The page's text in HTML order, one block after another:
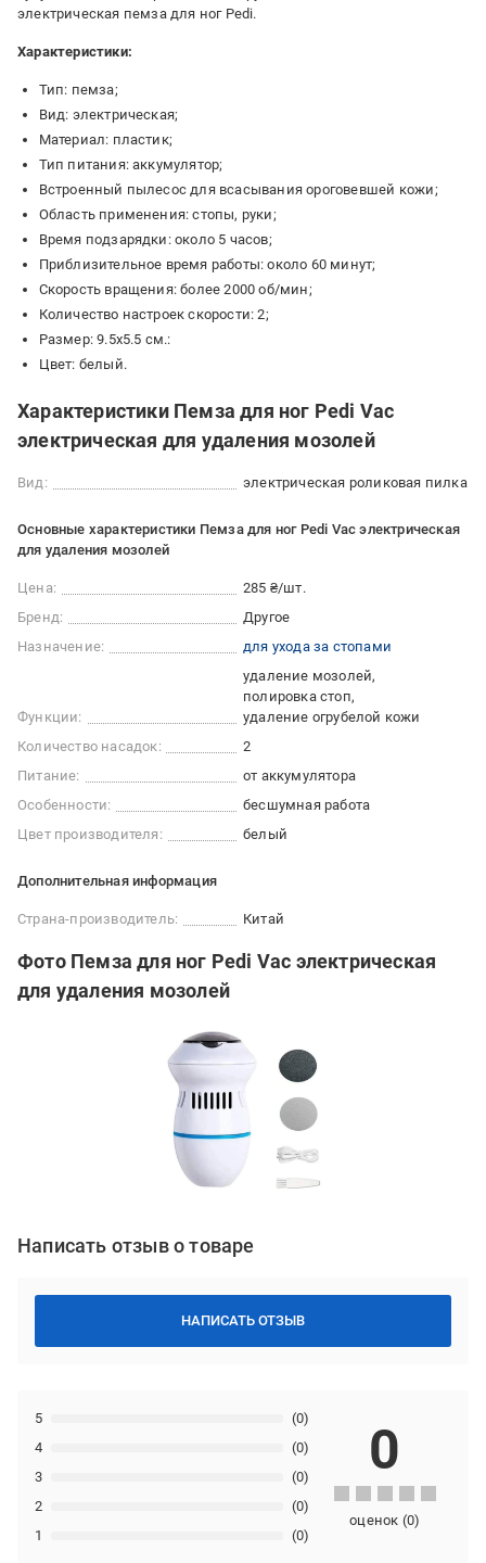
электрическая пемза для ног Pedi.
Характеристики:
Тип: пемза;
Вид: электрическая;
Материал: пластик;
Тип питания: аккумулятор;
Встроенный пылесос для всасывания ороговевшей кожи;
Область применения: стопы, руки;
Время подзарядки: около 5 часов;
Приблизительное время работы: около 60 минут;
Скорость вращения: более 2000 об/мин;
Количество настроек скорости: 2;
Размер: 9.5х5.5 см.:
Цвет: белый.
Характеристики Пемза для ног Pedi Vac
электрическая для удаления мозолей
Вид: электрическая роликовая пилка
Основные характеристики Пемза для ног Pedi Vac электрическая
для удаления мозолей
Цена:
285 ₴/шт.
Бренд:
Другое
Назначение:
для ухода за стопами
Функции:
удаление мозолей
полировка стоп
удаление огрубелой кожи
Количество насадок:
2
Питание:
от аккумулятора
Особенности:
бесшумная работа
Цвет производителя:
белый
Дополнительная информация
Страна-производитель: Китай
Фото Пемза для ног Pedi Vac электрическая
для удаления мозолей
Написать отзыв о товаре
НАПИСАТЬ ОТЗЫВ
1 (0)
2 (0)
3 (0)
4 (0)
5 (0)
0
оценок (0)